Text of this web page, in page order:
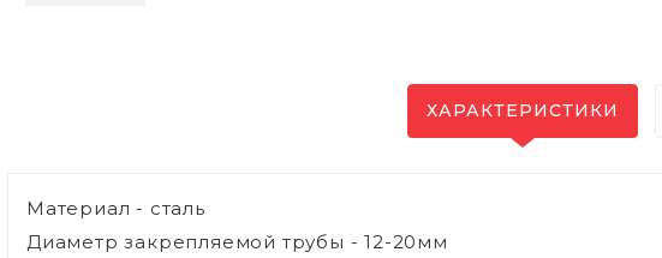
ХАРАКТЕРИСТИКИ
Материал - сталь
Диаметр закрепляемой трубы - 12-20мм